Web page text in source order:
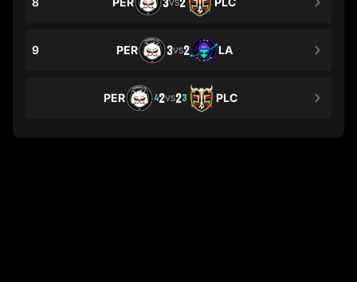
VS
9 PER 3VS2 LA
PER 42VS23 PLC